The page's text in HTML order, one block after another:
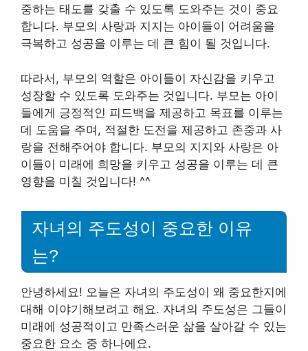
중하는 태도를 갖출 수 있도록 도와주는 것이 중요
합니다. 부모의 사랑과 지지는 아이들이 어려움을
극복하고 성공을 이루는 데 큰 힘이 될 것입니다.
따라서, 부모의 역할은 아이들이 자신감을 키우고
성장할 수 있도록 도와주는 것입니다. 부모는 아이
들에게 긍정적인 피드백을 제공하고 목표를 이루는
데 도움을 주며, 적절한 도전을 제공하고 존중과 사
랑을 전해주어야 합니다. 부모의 지지와 사랑은 아
이들이 미래에 희망을 키우고 성공을 이루는 데 큰
영향을 미칠 것입니다! ^^
자녀의 주도성이 중요한 이유
는?
안녕하세요! 오늘은 자녀의 주도성이 왜 중요한지에
대해 이야기해보려고 해요. 자녀의 주도성은 그들이
미래에 성공적이고 만족스러운 삶을 살아갈 수 있는
중요한 요소 중 하나에요.